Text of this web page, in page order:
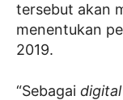
tersebut akan
menentukan
2019.
“Sebagai